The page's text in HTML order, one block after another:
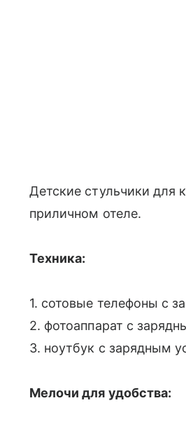
Детские стульчики для
приличном отеле.
Техника:
1. сотовые телефоны с
2. фотоаппарат с
3. ноутбук с зарядным
Мелочи для удобства: